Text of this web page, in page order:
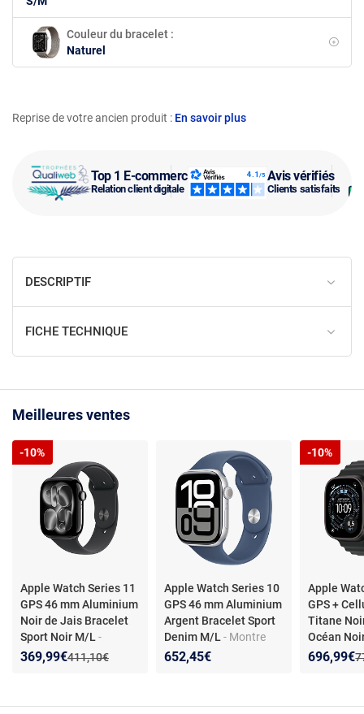
Top 1 E-commerce
Relation client digitale
Avis vérifiés
Clients satisfaits
Reprise de votre ancien produit : En savoir plus
Couleur du bracelet :
Naturel
DESCRIPTIF
FICHE TECHNIQUE
Meilleures ventes
Apple Watch Series 11
GPS 46 mm Aluminium
Noir de Jais Bracelet
Sport Noir M/L -
Montre connectée -
Ancien prix :
411,10€
Nouveau prix :
369,99€
Réduction de :
-10%
Apple Watch Series 10
GPS 46 mm Aluminium
Argent Bracelet Sport
Denim M/L- Montre
connectée - Aluminium -
652,45€
Apple
GPS +
Titane
Océan
connectée
Nouveau
696,99€
-10%